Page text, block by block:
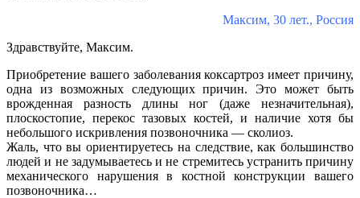
Максим, 30 лет., Россия
Здравствуйте, Максим.
Приобретение вашего заболевания коксартроз имеет причину,
одна из возможных следующих причин. Это может быть
врожденная разность длины ног (даже незначительная),
плоскостопие, перекос тазовых костей, и наличие хотя бы
небольшого искривления позвоночника — сколиоз.
Жаль, что вы ориентируетесь на следствие, как большинство
людей и не задумываетесь и не стремитесь устранить причину
механического нарушения в костной конструкции вашего
позвоночника…